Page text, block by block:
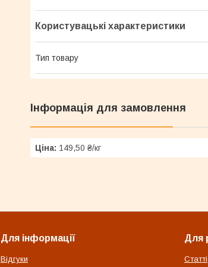
Користувацькі характеристики
Тип товару
Інформація для замовлення
Ціна: 149,50 ₴/кг
Для інформації
Відгуки
Для
Статті